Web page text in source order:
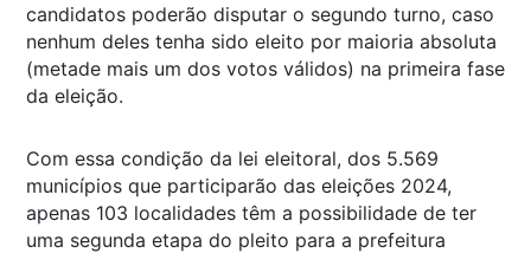
candidatos poderão disputar o segundo turno, caso
nenhum deles tenha sido eleito por maioria absoluta
(metade mais um dos votos válidos) na primeira fase
da eleição.
Com essa condição da lei eleitoral, dos 5.569
municípios que participarão das eleições 2024,
apenas 103 localidades têm a possibilidade de ter
uma segunda etapa do pleito para a prefeitura